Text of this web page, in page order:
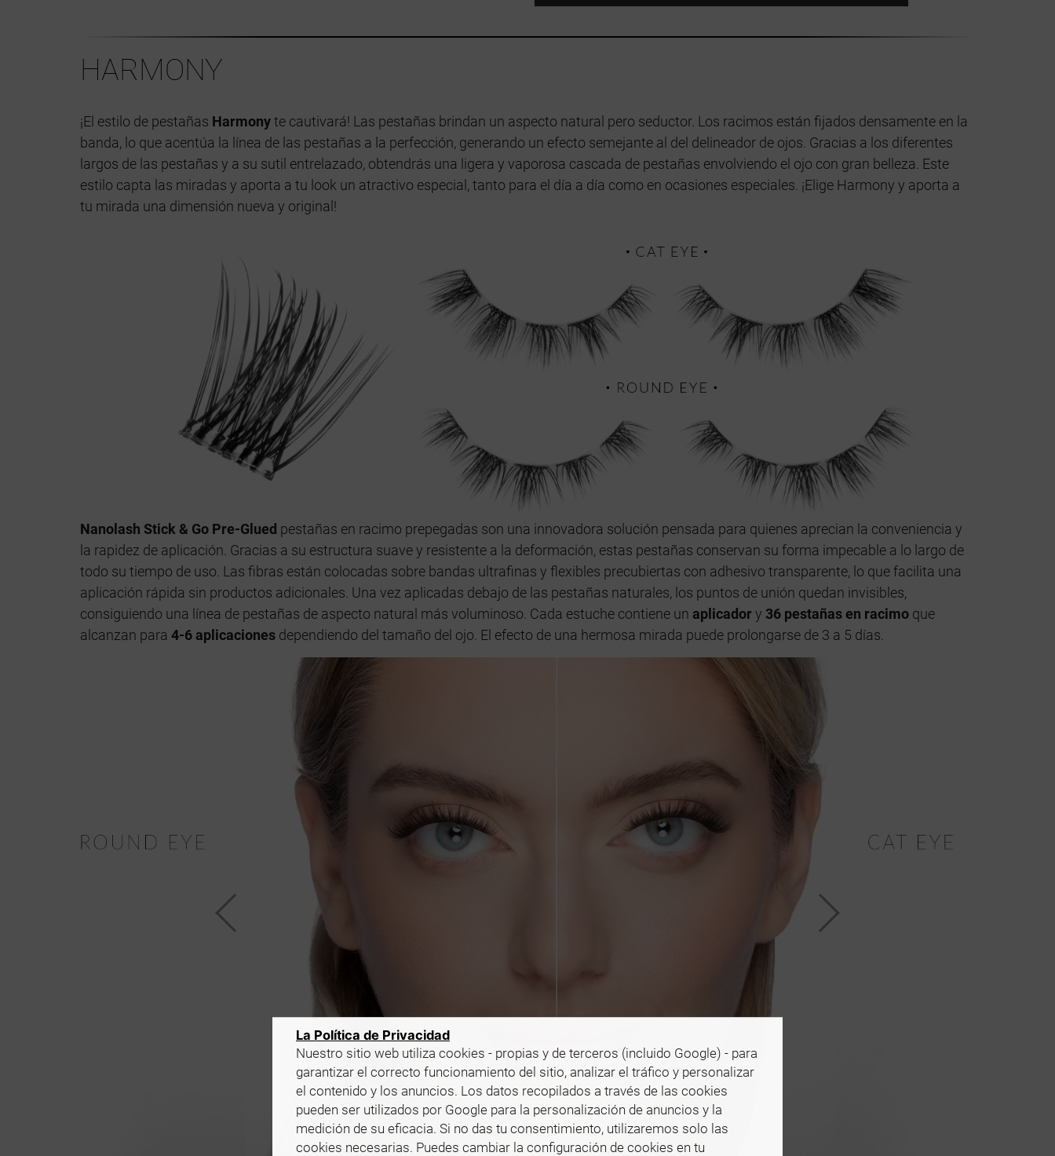
HARMONY
¡El estilo de pestañas Harmonyte cautivará! Las pestañas brindan un aspecto natural pero seductor. Los racimos están fijados densamente en la
banda, lo que acentúa la línea de las pestañas a la perfección, generando un efecto semejante al del delineador de ojos. Gracias a los diferentes
largos de las pestañas y a su sutil entrelazado, obtendrás una ligera y vaporosa cascada de pestañas envolviendo el ojo con gran belleza. Este
estilo capta las miradas y aporta a tu look un atractivo especial, tanto para el día a día como en ocasiones especiales. ¡Elige Harmony y aporta a
tu mirada una dimensión nueva y original!
Nanolash Stick & Go Pre-Glued pestañas en racimo prepegadas son una innovadora solución pensada para quienes aprecian la conveniencia y
la rapidez de aplicación. Gracias a su estructura suave y resistente a la deformación, estas pestañas conservan su forma impecable a lo largo de
todo su tiempo de uso. Las fibras están colocadas sobre bandas ultrafinas y flexibles precubiertas con adhesivo transparente, lo que facilita una
aplicación rápida sin productos adicionales. Una vez aplicadas debajo de las pestañas naturales, los puntos de unión quedan invisibles,
consiguiendo una línea de pestañas de aspecto natural más voluminoso. Cada estuche contiene un aplicador y 36 pestañas en racimo que
alcanzan para 4-6 aplicaciones dependiendo del tamaño del ojo. El efecto de una hermosa mirada puede prolongarse de 3 a 5 días.
La Política de Privacidad
Nuestro sitio web utiliza cookies - propias y de terceros (incluido Google) - para
garantizar el correcto funcionamiento del sitio, analizar el tráfico y personalizar
el contenido y los anuncios. Los datos recopilados a través de las cookies
pueden ser utilizados por Google para la personalización de anuncios y la
medición de su eficacia. Si no das tu consentimiento, utilizaremos solo las
cookies necesarias. Puedes cambiar la configuración de cookies en tu